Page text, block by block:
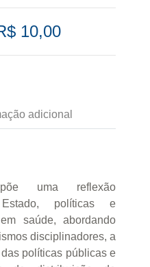
10,00
adicional
uma reflexão
políticas e
saúde, abordando
disciplinadores, a
políticas públicas e